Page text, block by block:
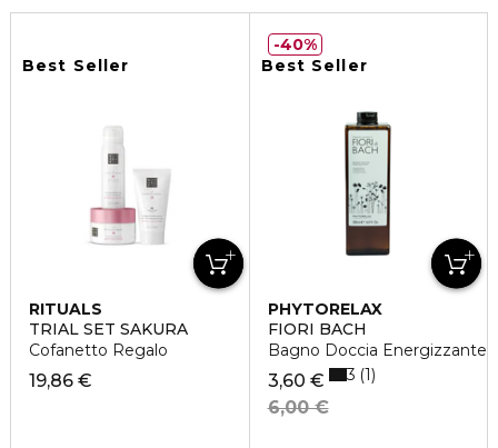
Best Seller
RITUALS
TRIAL SET SAKURA
Cofanetto Regalo
19,86 €
Best Seller
PHYTORELAX
FIORI BACH
Bagno Doccia Energizzante
3,60 €
6,00 €
3 1
40%